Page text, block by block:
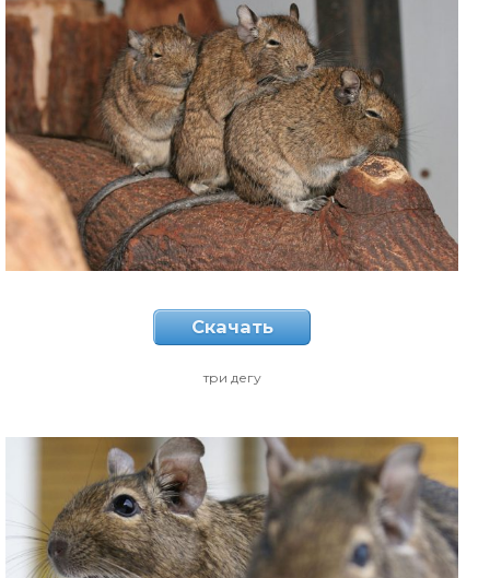
Скачать
три дегу